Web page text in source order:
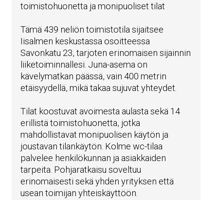
toimistohuonetta ja monipuoliset tilat
Tämä 439 neliön toimistotila sijaitsee
Iisalmen keskustassa osoitteessa
Savonkatu 23, tarjoten erinomaisen sijainnin
liiketoiminnallesi. Juna-asema on
kävelymatkan päässä, vain 400 metrin
etäisyydellä, mikä takaa sujuvat yhteydet.
Tilat koostuvat avoimesta aulasta sekä 14
erillistä toimistohuonetta, jotka
mahdollistavat monipuolisen käytön ja
joustavan tilankäytön. Kolme wc-tilaa
palvelee henkilökunnan ja asiakkaiden
tarpeita. Pohjaratkaisu soveltuu
erinomaisesti sekä yhden yrityksen että
usean toimijan yhteiskäyttöön.